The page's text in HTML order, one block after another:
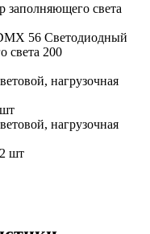
заполняющего света
56 Светодиодный
света 200
нагрузочная
нагрузочная
шт